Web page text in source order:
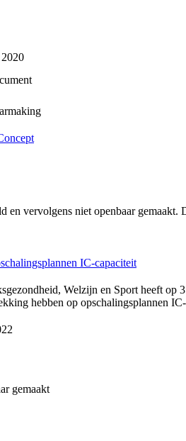
en vervolgens niet openbaar
IC-capaciteit
Welzijn en Sport heeft op
hebben op opschalingsplannen
gemaakt